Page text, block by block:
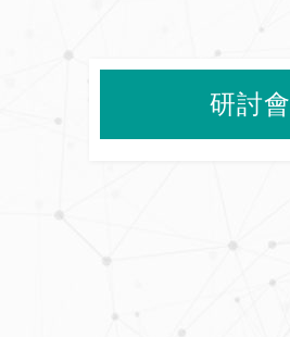
研討會